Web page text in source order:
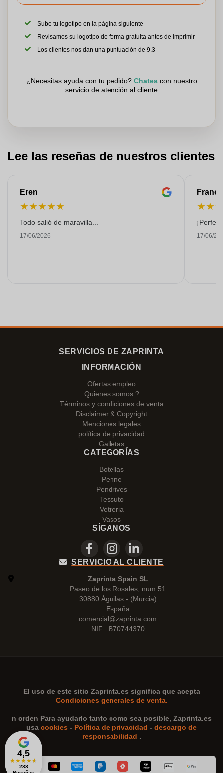
Sube tu logotipo en la página siguiente
Revisamos su logotipo de forma gratuita antes de imprimir
Los clientes nos dan una puntuación de 9.3
¿Necesitas ayuda con tu pedido? Chateacon nuestro
servicio de atención al cliente
Lee las reseñas de nuestros clientes
Eren
★★★★★
Todo salió de maravilla...
17/06/2026
★★
17/06/
4,5
★★★★★
288
SERVICIOS DE ZAPRINTA
INFORMACIÓN
Ofertas empleo
Quienes somos ?
Términos y condiciones de venta
Disclaimer & Copyright
Menciones legales
política de privacidad
Galletas
CATEGORÍAS
Botellas
Penne
Pendrives
Tessuto
Vetreria
Vasos
SÍGANOS
SERVICIO AL CLIENTE
Zaprinta Spain SL
Paseo de los Rosales, num 51
30880 Águilas - (Murcia)
España
comercial@zaprinta.com
NIF : B70744370
El uso de este sitio Zaprinta.es significa que acepta
Condiciones generales de venta.
n orden Para ayudarlo tanto como sea posible, Zaprinta.es
usa cookies - Política de privacidad - descargo de
responsabilidad .